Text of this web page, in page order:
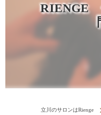
RIENGE
立川のサロンはRienge